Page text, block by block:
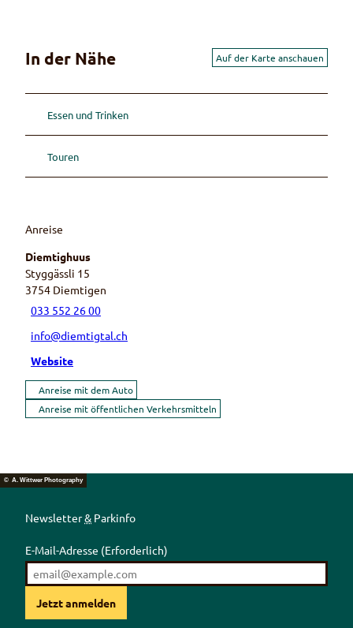
In der Nähe Auf der Karte anschauen
Essen und Trinken
Touren
Anreise
Diemtighuus
Styggässli 15
3754 Diemtigen
033 552 26 00
info@diemtigtal.ch
Website
Anreise mit dem Auto
Anreise mit öffentlichen Verkehrsmitteln
© A. Wittwer Photography
Newsletter& Parkinfo
E-Mail-Adresse (Erforderlich)
Jetzt anmelden